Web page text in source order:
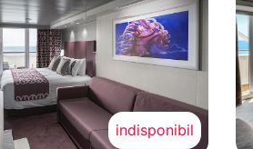
indisponibil